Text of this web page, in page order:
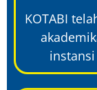
KOTABI